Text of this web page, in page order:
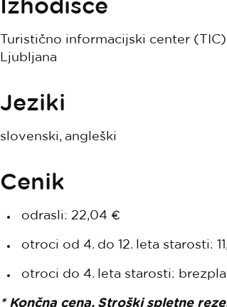
Turistično informacijski center
Ljubljana
Jeziki
slovenski, angleški
Cenik
odrasli: 22,04 €
otroci od 4. do 12. leta starosti:
otroci do 4. leta starosti:
* Končna cena. Stroški spletne